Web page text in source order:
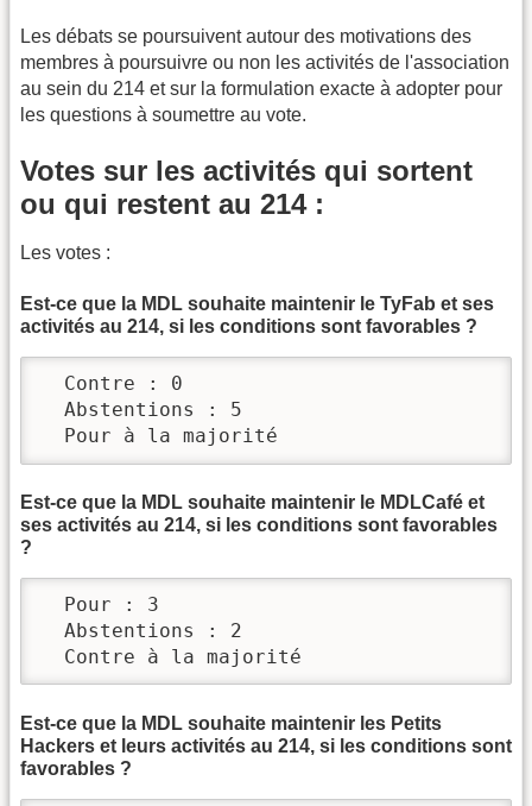
Les débats se poursuivent autour des motivations des
membres à poursuivre ou non les activités de l'association
au sein du 214 et sur la formulation exacte à adopter pour
les questions à soumettre au vote.
Votes sur les activités qui sortent
ou qui restent au 214 :
Les votes :
Est-ce que la MDL souhaite maintenir le TyFab et ses
activités au 214, si les conditions sont favorables ?
  Contre : 0
  Abstentions : 5
  Pour à la majorité
Est-ce que la MDL souhaite maintenir le MDLCafé et
ses activités au 214, si les conditions sont favorables
?
  Pour : 3
  Abstentions : 2
  Contre à la majorité
Est-ce que la MDL souhaite maintenir les Petits
Hackers et leurs activités au 214, si les conditions sont
favorables ?